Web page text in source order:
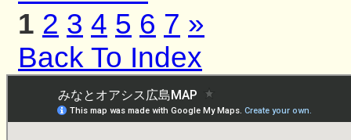
1 2 3 4 5 6 7 »
Back To Index